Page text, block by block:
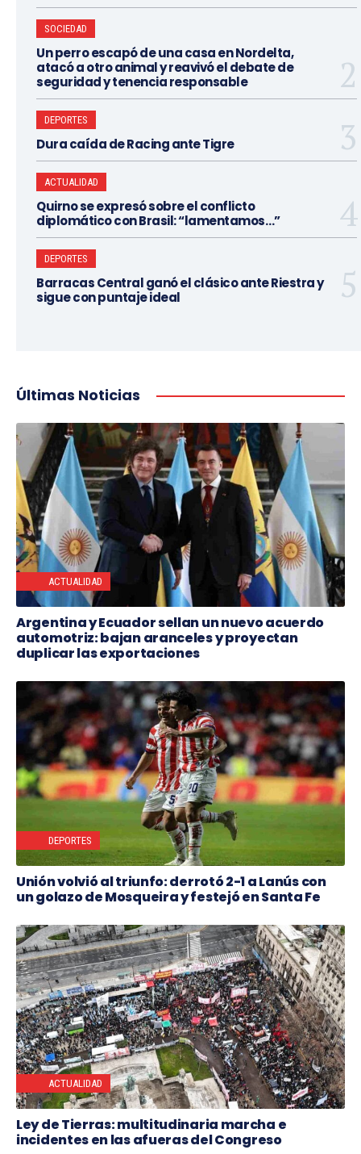
SOCIEDAD
Un perro escapó de una casa en Nordelta,
atacó a otro animal y reavivó el debate de
seguridad y tenencia responsable
DEPORTES
Dura caída de Racing ante Tigre
ACTUALIDAD
Quirno se expresó sobre el conflicto
diplomático con Brasil: “lamentamos…”
DEPORTES
Barracas Central ganó el clásico ante Riestra y
sigue con puntaje ideal
Últimas Noticias
ACTUALIDAD
Argentina y Ecuador sellan un nuevo acuerdo
automotriz: bajan aranceles y proyectan
duplicar las exportaciones
DEPORTES
Unión volvió al triunfo: derrotó 2-1 a Lanús con
un golazo de Mosqueira y festejó en Santa Fe
ACTUALIDAD
Ley de Tierras: multitudinaria marcha e
incidentes en las afueras del Congreso